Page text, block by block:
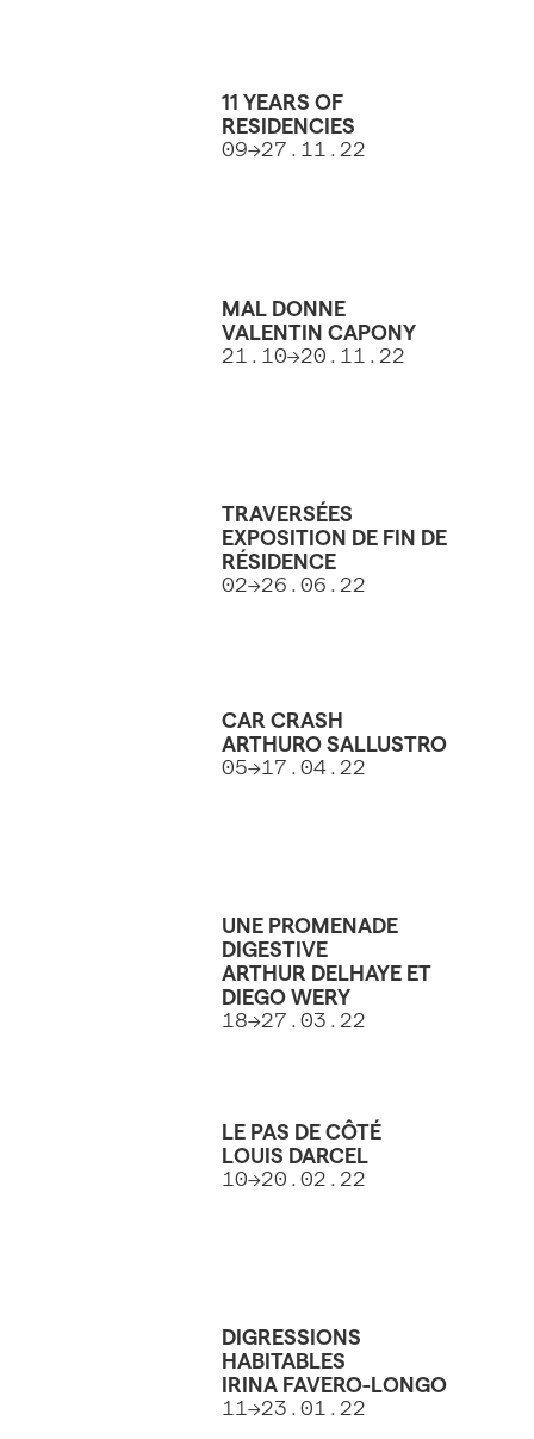
11 YEARS OF
RESIDENCIES
09→27.11.22
MAL DONNE
VALENTIN CAPONY
21.10→20.11.22
TRAVERSÉES
EXPOSITION DE FIN DE
RÉSIDENCE
02→26.06.22
CAR CRASH
ARTHURO SALLUSTRO
05→17.04.22
UNE PROMENADE
DIGESTIVE
ARTHUR DELHAYE ET
DIEGO WERY
18→27.03.22
LE PAS DE CÔTÉ
LOUIS DARCEL
10→20.02.22
DIGRESSIONS
HABITABLES
IRINA FAVERO-LONGO
11→23.01.22